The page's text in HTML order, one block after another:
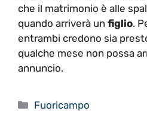
che il matrimonio è alle
quando arriverà un figlio.
entrambi credono sia
qualche mese non possa
annuncio.
Categorie
Fuoricampo